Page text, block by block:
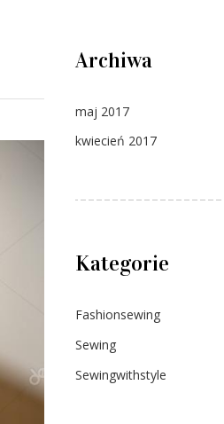
Archiwa
maj 2017
kwiecień 2017
Kategorie
Fashionsewing
Sewing
Sewingwithstyle